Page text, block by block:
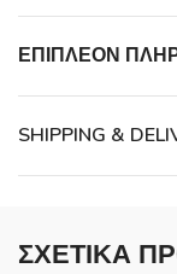
ΕΠΙΠΛΈΟΝ
SHIPPING &
ΣΧΕΤΙΚΆ